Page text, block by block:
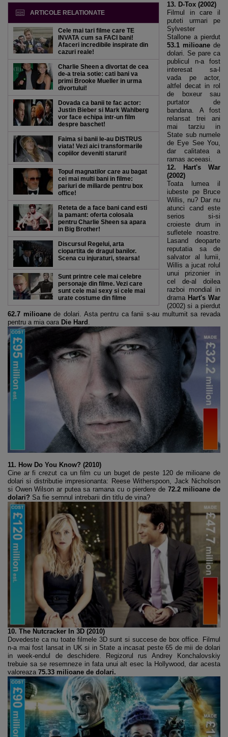
ARTICOLE RELATIONATE
Cele mai tari filme care TE
INVATA cum sa FACI bani!
Afaceri incredibile inspirate din
cazuri reale!
Charlie Sheen a divortat de cea
de-a treia sotie: cati bani va
primi Brooke Mueller in urma
divortului!
Dovada ca banii te fac actor:
Justin Bieber si Mark Wahlberg
vor face echipa intr-un film
despre baschet!
Faima si banii le-au DISTRUS
viata! Vezi aici transformarile
copiilor deveniti staruri!
Topul magnatilor care au bagat
cei mai multi bani in filme:
pariuri de miliarde pentru box
office!
Reteta de a face bani cand esti
la pamant: oferta colosala
pentru Charlie Sheen sa apara
in Big Brother!
Discursul Regelui, arta
ciopartita de dragul banilor.
Scena cu injuraturi, stearsa!
Sunt printre cele mai celebre
personaje din filme. Vezi care
sunt cele mai sexy si cele mai
urate costume din filme
13. D-Tox (2002)
Filmul in care il
puteti urmari pe
Sylvester
Stallone a pierdut
53.1 milioane de
dolari. Se pare ca
publicul n-a fost
interesat sa-l
vada pe actor,
altfel decat in rol
de boxeur sau
purtator de
bandana. A fost
relansat trei ani
mai tarziu in
State sub numele
de Eye See You,
dar calitatea a
ramas aceeasi.
12. Hart's War
(2002)
Toata lumea il
iubeste pe Bruce
Willis, nu? Dar nu
atunci cand este
serios si-si
croieste drum in
sufletele noastre.
Lasand deoparte
reputatia sa de
salvator al lumii,
Willis a jucat rolul
unui prizonier in
cel de-al doilea
razboi mondial in
drama Hart's War
(2002) si a pierdut
62.7 milioanede dolari. Asta pentru ca fanii s-au multumit sa revada
pentru a mia oara Die Hard .
11. How Do You Know? (2010)
Cine ar fi crezut ca un film cu un buget de peste 120 de milioane de
dolari si distributie impresionanta: Reese Witherspoon, Jack Nicholson
si Owen Wilson ar putea sa ramana cu o pierdere de 72.2 milioane de
dolari? Sa fie semnul intrebarii din titlu de vina?
10. The Nutcracker In 3D (2010)
Dovedeste ca nu toate filmele 3D sunt si succese de box office. Filmul
n-a mai fost lansat in UK si in State a incasat peste 65 de mii de dolari
in week-endul de deschidere. Regizorul rus Andrey Konchalovskiy
trebuie sa se resemneze in fata unui alt esec la Hollywood, dar acesta
valoreaza 75.33 milioane de dolari.